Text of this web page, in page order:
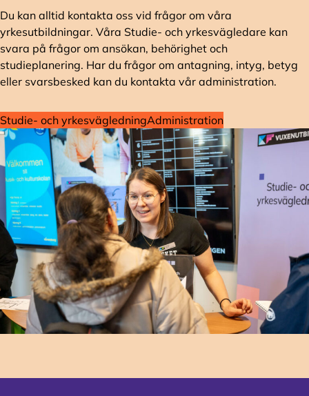
Du kan alltid kontakta oss vid frågor om våra
yrkesutbildningar. Våra Studie- och yrkesvägledare kan
svara på frågor om ansökan, behörighet och
studieplanering. Har du frågor om antagning, intyg, betyg
eller svarsbesked kan du kontakta vår administration.
Studie- och yrkesvägledningAdministration